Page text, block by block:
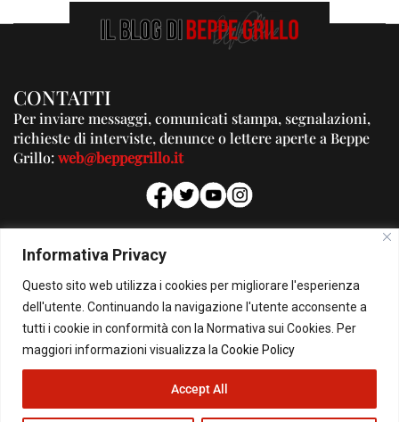
Informativa Privacy
Questo sito web utilizza i cookies per migliorare l'esperienza
dell'utente. Continuando la navigazione l'utente acconsente a
tutti i cookie in conformità con la Normativa sui Cookies. Per
maggiori informazioni visualizza la Cookie Policy
Accept All
CONTATTI
Per inviare messaggi, comunicati stampa, segnalazioni,
richieste di interviste, denunce o lettere aperte a Beppe
Grillo:web@beppegrillo.it
PUBBLICITA'
Per la tua pubblicità su questo Blog:
pubblicita@beppegrillo.it
© Copyright 2026 - Il Blog di Beppe Grillo. All Rights Reserved - Powered by
happygrafic.com